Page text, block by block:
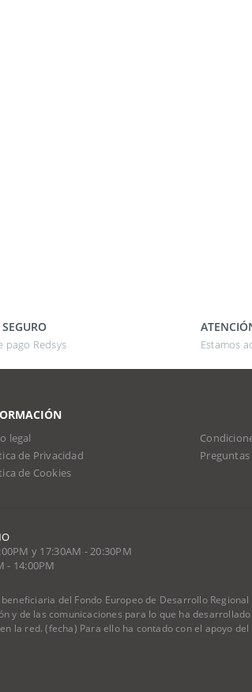
pago Redsys Estamos
legal
de Privacidad
de Cookies
y 17:30AM - 20:30PM
- 14:00PM
beneficiaria del Fondo Europeo de Desarrollo
y de las comunicaciones para lo que ha
la red. (fecha) Para ello ha contado con el apoyo